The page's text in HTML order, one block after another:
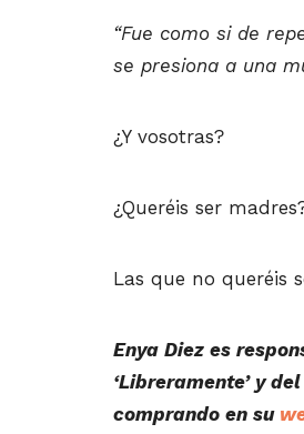
“Fue como si de
se presiona a una
¿Y vosotras?
¿Queréis ser
Las que no queréis
Enya Diez es
‘Libreramente’ y
comprando en su